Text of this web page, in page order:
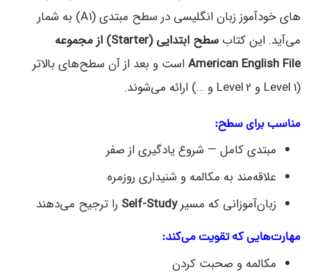
های خودآموز زبان انگلیسی در سطح مبتدی (A1) به شمار
می‌آید. این کتاب
سطح ابتدایی (Starter) از مجموعه
American English Fileاست و بعد از آن سطح‌های بالاتر
(Level 1 و Level 2 و …) ارائه می‌شوند.
مناسب برای سطح:
مبتدی کامل — شروع یادگیری از صفر
علاقه‌مند به مکالمه و شنیداری روزمره
زبان‌آموزانی که مسیرSelf-Study را ترجیح می‌دهند
مهارت‌هایی که تقویت می‌کند:
مکالمه و صحبت کردن